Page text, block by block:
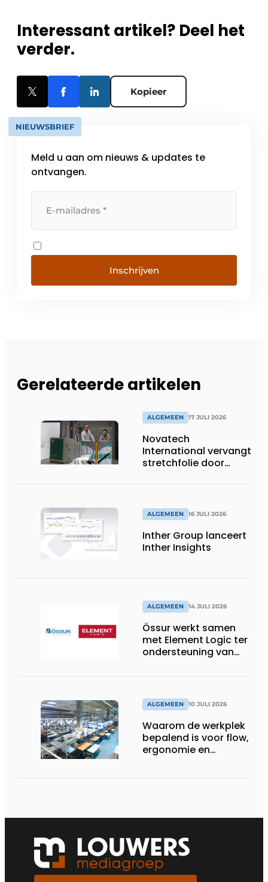
Interessant artikel? Deel het
verder.
Kopieer
NIEUWSBRIEF
Meld u aan om nieuws & updates te
ontvangen.
Inschrijven
Gerelateerde artikelen
ALGEMEEN 17 JULI 2026
Novatech
International vervangt
stretchfolie door
ALGEMEEN 16 JULI 2026
Inther Group lanceert
Inther Insights
ALGEMEEN 14 JULI 2026
Össur werkt samen
met Element Logic ter
ondersteuning van
ALGEMEEN 10 JULI 2026
Waarom de werkplek
bepalend is voor flow,
ergonomie en